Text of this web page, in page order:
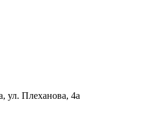
ул. Плеханова, 4а